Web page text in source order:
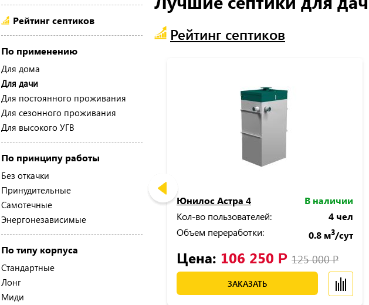
Рейтинг септиков
По применению
Для дома
Для дачи
Для постоянного проживания
Для сезонного проживания
Для высокого УГВ
По принципу работы
Без откачки
Принудительные
Самотечные
Энергонезависимые
По типу корпуса
Стандартные
Лонг
Миди
Рейтинг септиков
Юнилос Астра 4
В наличии
Кол-во пользователей:
4 чел
Объем переработки:
0.8 м3/сут
Цена: 106 250 Р 125 000Р
ЗАКАЗАТЬ